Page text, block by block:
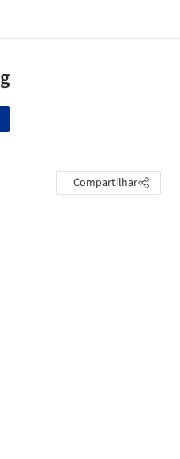
Compartilhar